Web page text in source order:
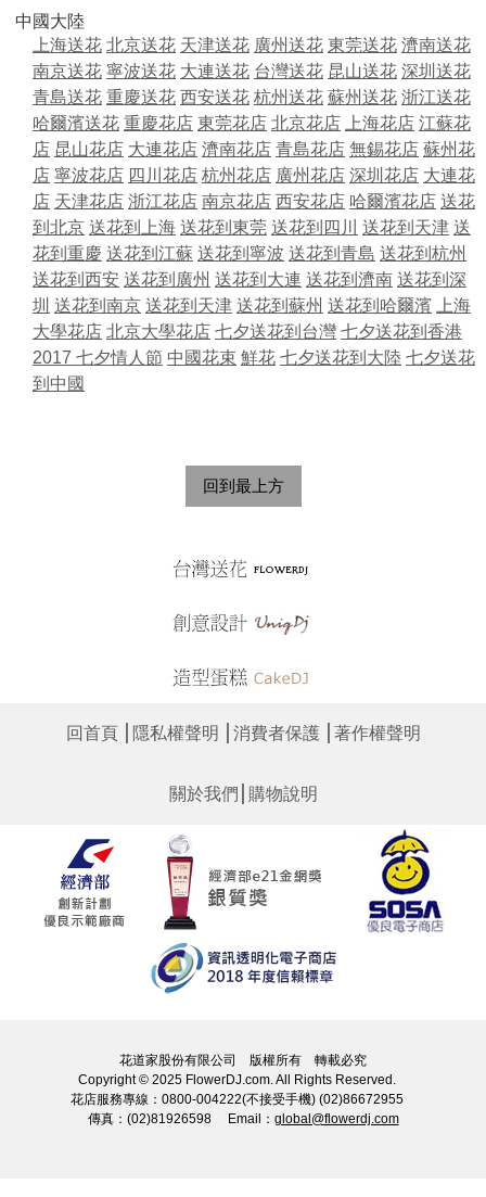
中國大陸
上海送花 北京送花 天津送花 廣州送花 東莞送花 濟南送花
南京送花 寧波送花 大連送花 台灣送花 昆山送花 深圳送花
青島送花 重慶送花 西安送花 杭州送花 蘇州送花 浙江送花
哈爾濱送花 重慶花店 東莞花店 北京花店 上海花店 江蘇花
店 昆山花店 大連花店 濟南花店 青島花店 無錫花店 蘇州花
店 寧波花店 四川花店 杭州花店 廣州花店 深圳花店 大連花
店 天津花店 浙江花店 南京花店 西安花店 哈爾濱花店 送花
到北京 送花到上海 送花到東莞 送花到四川 送花到天津 送
花到重慶 送花到江蘇 送花到寧波 送花到青島 送花到杭州
送花到西安 送花到廣州 送花到大連 送花到濟南 送花到深
圳 送花到南京 送花到天津 送花到蘇州 送花到哈爾濱
上海
大學花店 北京大學花店 七夕送花到台灣 七夕送花到香港
2017 七夕情人節 中國花束 鮮花 七夕送花到大陸 七夕送花
到中國
回到最上方
回首頁│ 隱私權聲明 消費者保護│ 著作權聲明
關於我們 購物說明
花道家股份有限公司 版權所有 轉載必究
Copyright © 2025 FlowerDJ.com. All Rights Reserved.
花店服務專線：0800-004222(不接受手機) (02)86672955
傳真：(02)81926598 Email： global@flowerdj.com